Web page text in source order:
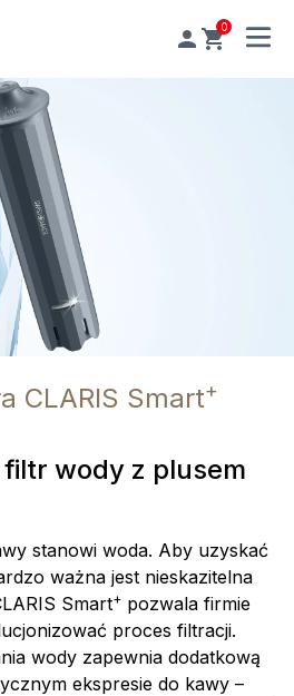
0
MENU
CLARIS Smart+
wody z plusem
stanowi woda. Aby uzyskać
ważna jest nieskazitelna
Smart+ pozwala firmie
proces filtracji.
wody zapewnia dodatkową
ekspresie do kawy –